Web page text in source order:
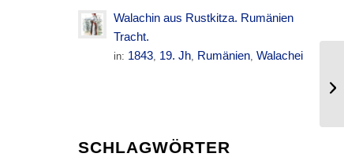
Walachin aus Rustkitza. Rumänien
Tracht.
in: 1843, 19. Jh, Rumänien,Walachei
SCHLAGWÖRTER